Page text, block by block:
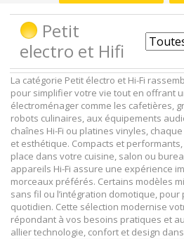
Petit
electro et Hifi
La catégorie Petit électro et Hi-Fi
pour simplifier votre vie tout en offrant
électroménager comme les cafetières,
robots culinaires, aux équipements
chaînes Hi-Fi ou platines vinyles,
et esthétique. Compacts et
place dans votre cuisine, salon ou
appareils Hi-Fi assure une expérience
morceaux préférés. Certains modèles
sans fil ou l’intégration domotique,
quotidien. Cette sélection modernise
répondant à vos besoins pratiques et
allier technologie, confort et design